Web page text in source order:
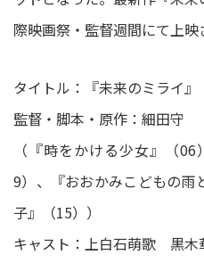
際映画祭・監督週間にて上映
タイトル：『未来のミライ』
監督・脚本・原作：細田守
（『時をかける少女』（
9）、『おおかみこどもの雨
子』（15））
キャスト：上白石萌歌 黒木